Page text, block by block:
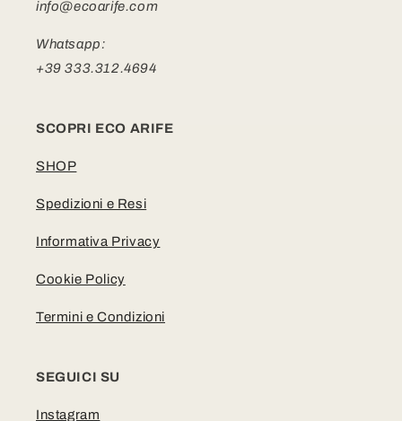
info@ecoarife.com
Whatsapp:
+39 333.312.4694
SCOPRI ECO ARIFE
SHOP
Spedizioni e Resi
Informativa Privacy
Cookie Policy
Termini e Condizioni
SEGUICI SU
Instagram